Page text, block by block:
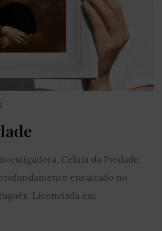
Celina da Piedade
enraizado no
Licenciada em